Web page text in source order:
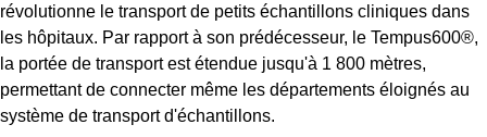
révolutionne le transport de petits échantillons cliniques dans
les hôpitaux. Par rapport à son prédécesseur, le Tempus600®,
la portée de transport est étendue jusqu'à 1 800 mètres,
permettant de connecter même les départements éloignés au
système de transport d'échantillons.